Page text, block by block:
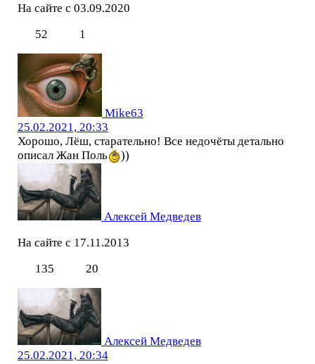
На сайте с 03.09.2020
52
1
Mike63
25.02.2021, 20:33
Хорошо, Лёш, старательно! Все недочёты детально
описал Жан Поль
))
Алексей Медведев
На сайте с 17.11.2013
135
20
Алексей Медведев
25.02.2021, 20:34